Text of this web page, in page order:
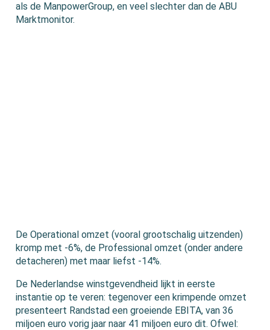
als de ManpowerGroup, en veel slechter dan de ABU
Marktmonitor.
De Operational omzet (vooral grootschalig uitzenden)
kromp met -6%, de Professional omzet (onder andere
detacheren) met maar liefst -14%.
De Nederlandse winstgevendheid lijkt in eerste
instantie op te veren: tegenover een krimpende omzet
presenteert Randstad een groeiende EBITA, van 36
miljoen euro vorig jaar naar 41 miljoen euro dit. Ofwel: